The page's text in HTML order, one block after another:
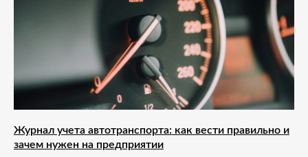
Журнал учета автотранспорта: как вести правильно и
зачем нужен на предприятии